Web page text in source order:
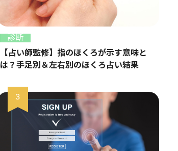
診断
【占い師監修】指のほくろが示す意味と
は？手足別＆左右別のほくろ占い結果